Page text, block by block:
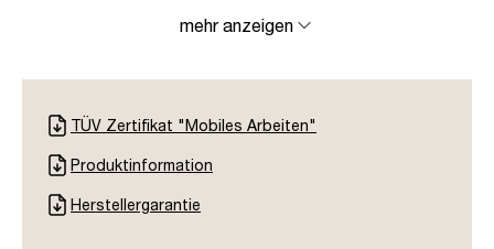
mehr anzeigen
TÜV Zertifikat "Mobiles Arbeiten"
Produktinformation
Herstellergarantie